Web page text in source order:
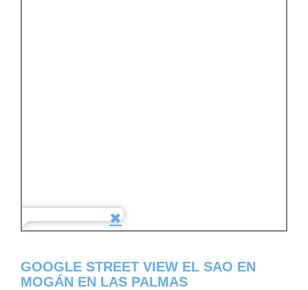
GOOGLE STREET VIEW EL SAO EN
MOGÁN EN LAS PALMAS